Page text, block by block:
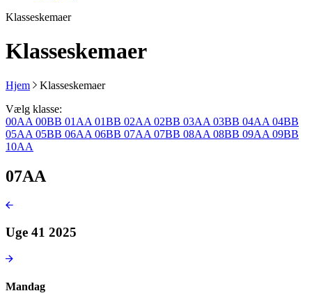
Klasseskemaer
Klasseskemaer
Hjem
Klasseskemaer
Vælg klasse:
00AA 00BB 01AA 01BB 02AA 02BB 03AA 03BB 04AA 04BB
05AA 05BB 06AA 06BB 07AA 07BB 08AA 08BB 09AA 09BB
10AA
07AA
Uge 41 2025
Mandag